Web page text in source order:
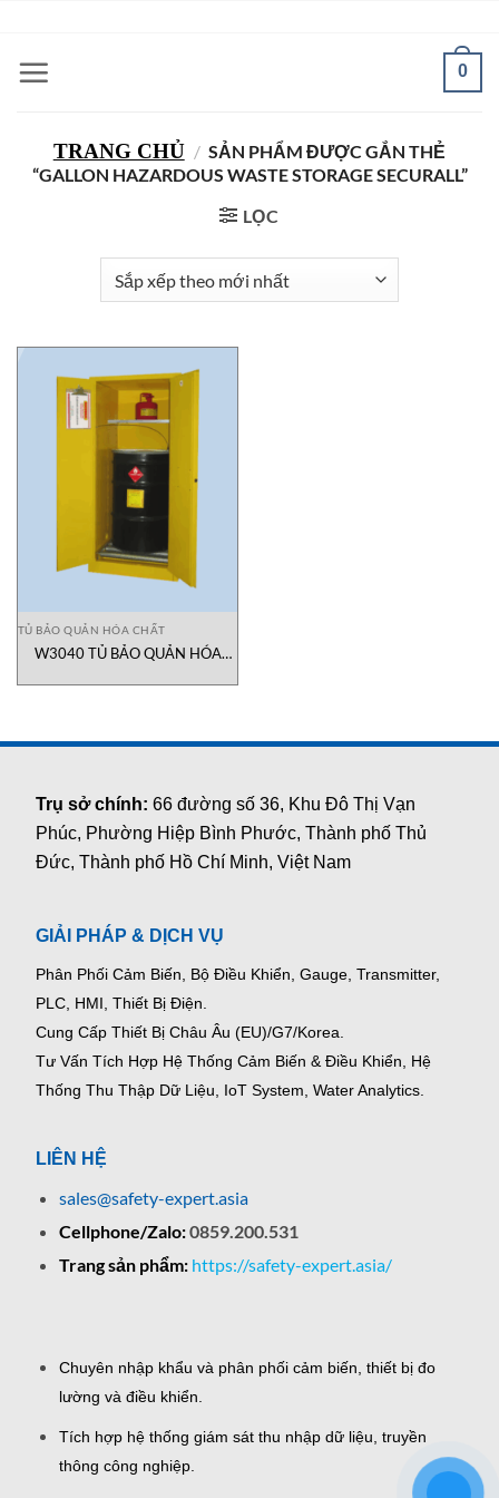
nội
0
TRANG CHỦ / SẢN PHẨM ĐƯỢC GẮN THẺ
“GALLON HAZARDOUS WASTE STORAGE SECURALL”
LỌC
TỦ BẢO QUẢN HÓA CHẤT
W3040 TỦ BẢO QUẢN HÓA
Storage SECURALL Việt Nam
Trụ sở chính:66 đường số 36, Khu Đô Thị Vạn
Phúc, Phường Hiệp Bình Phước, Thành phố Thủ
Đức, Thành phố Hồ Chí Minh, Việt Nam
GIẢI PHÁP & DỊCH VỤ
Phân Phối Cảm Biến, Bộ Điều Khiển, Gauge, Transmitter,
PLC, HMI, Thiết Bị Điện.
Cung Cấp Thiết Bị Châu Âu (EU)/G7/Korea.
Tư Vấn Tích Hợp Hệ Thống Cảm Biến & Điều Khiển, Hệ
Thống Thu Thập Dữ Liệu, IoT System, Water Analytics.
LIÊN HỆ
sales@safety-expert.asia
Cellphone/Zalo:0859.200.531
Trang sản phẩm: https://safety-expert.asia/
Chuyên nhập khẩu và phân phối cảm biến, thiết bị đo
lường và điều khiển.
Tích hợp hệ thống giám sát thu nhập dữ liệu, truyền
thông công nghiệp.